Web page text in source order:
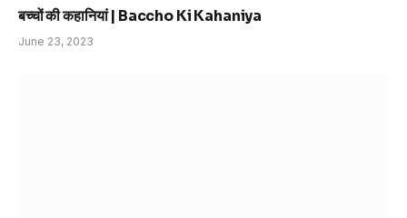
बच्चों की कहानियां | Baccho Ki Kahaniya
June 23, 2023